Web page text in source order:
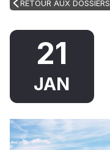
RETOUR AUX DOSSIERS
21
JAN